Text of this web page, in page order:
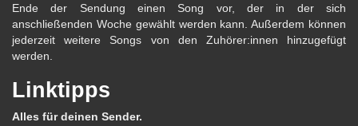
Ende der Sendung einen Song vor, der in der sich
anschließenden Woche gewählt werden kann. Außerdem können
jederzeit weitere Songs von den Zuhörer:innen hinzugefügt
werden.
Linktipps
Alles für deinen Sender.